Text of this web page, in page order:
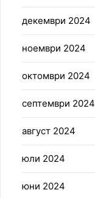
декември 2024
ноември 2024
октомври 2024
септември 2024
август 2024
юли 2024
юни 2024